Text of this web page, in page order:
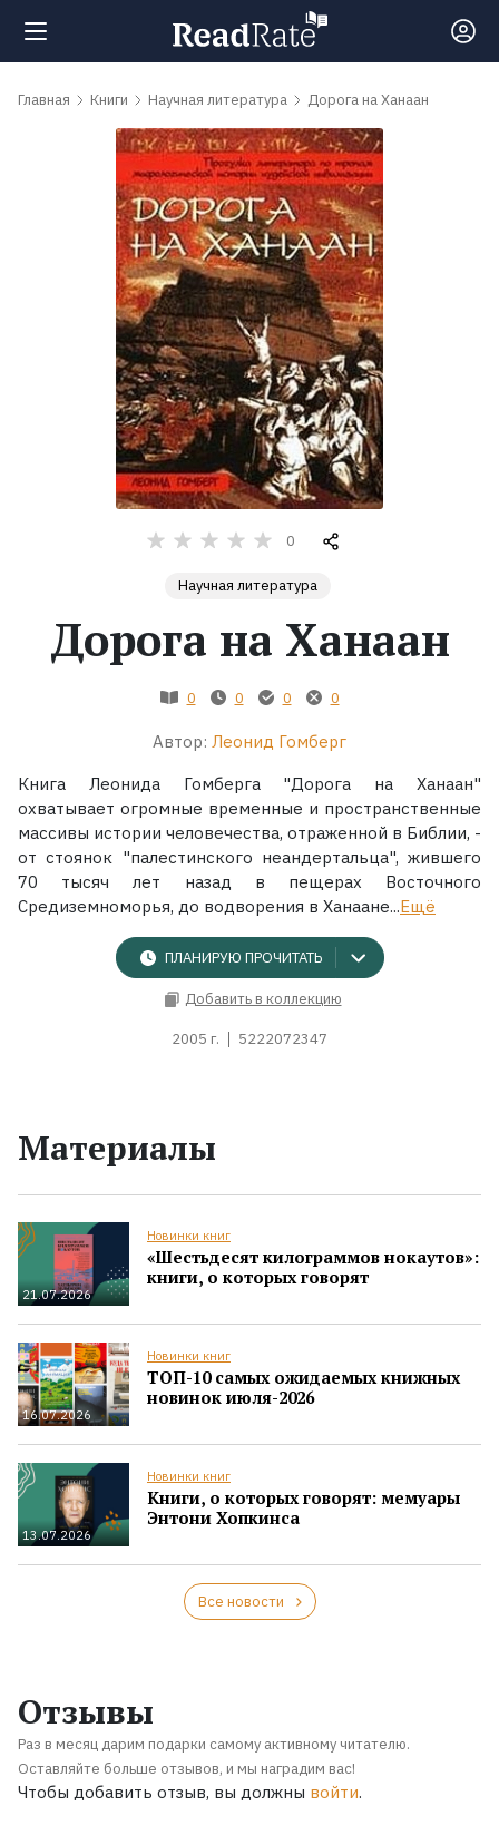
Поиск
Рейтинги
обсуждаемые
Экранизации
Главная Книги Научная литература Дорога на Ханаан
0
Научная литература
Дорога на Ханаан
0 0 0 0
Автор: Леонид Гомберг
Книга Леонида Гомберга "Дорога на Ханаан"
охватывает огромные временные и пространственные
массивы истории человечества, отраженной в Библии, -
от стоянок "палестинского неандертальца", жившего
70 тысяч лет назад в пещерах Восточного
Средиземноморья, до водворения в Ханаане...Ещё
ПЛАНИРУЮ ПРОЧИТАТЬ
Добавить в коллекцию
2005 г. 5222072347
Материалы
21.07.2026
Новинки книг
«Шестьдесят килограммов нокаутов»:
книги, о которых говорят
16.07.2026
Новинки книг
ТОП-10 самых ожидаемых книжных
новинок июля-2026
13.07.2026
Новинки книг
Книги, о которых говорят: мемуары
Энтони Хопкинса
Все новости
Отзывы
Раз в месяц дарим подарки самому активному читателю.
Оставляйте больше отзывов, и мы наградим вас!
Чтобы добавить отзыв, вы должны войти.